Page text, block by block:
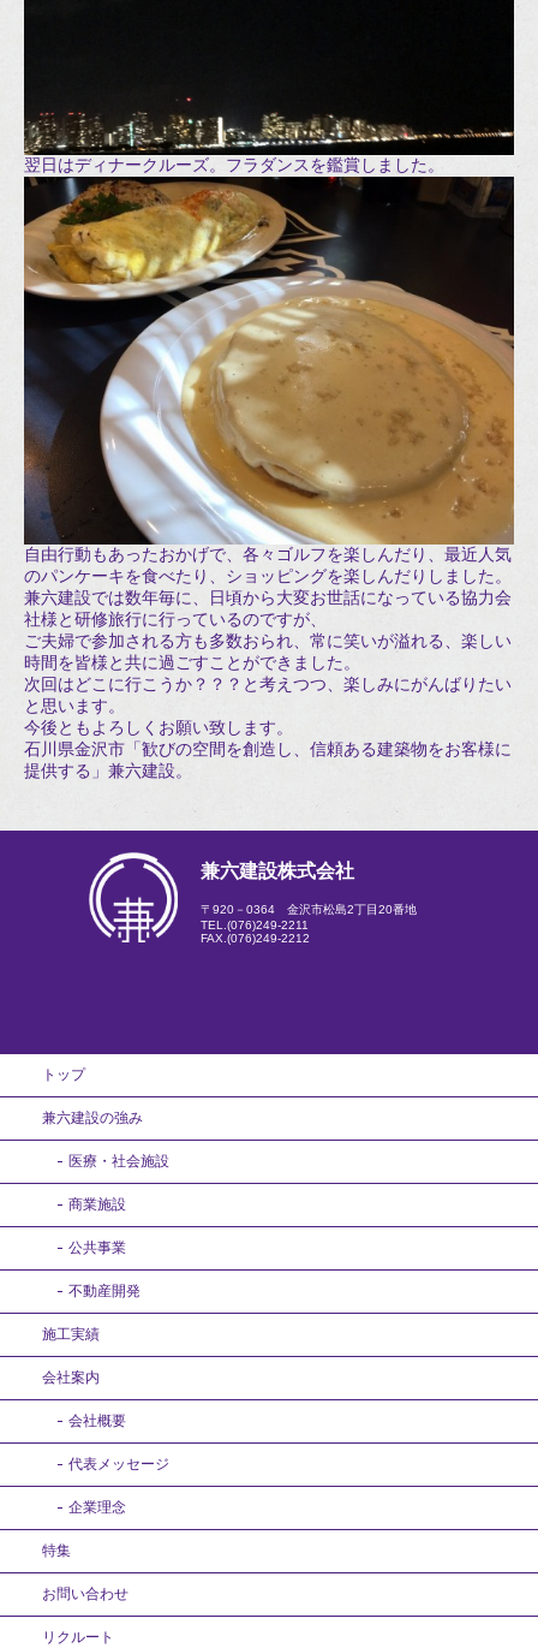
翌日はディナークルーズ。フラダンスを鑑賞しました。
自由行動もあったおかげで、各々ゴルフを楽しんだり、最近人気
のパンケーキを食べたり、ショッピングを楽しんだりしました。
兼六建設では数年毎に、日頃から大変お世話になっている協力会
社様と研修旅行に行っているのですが、
ご夫婦で参加される方も多数おられ、常に笑いが溢れる、楽しい
時間を皆様と共に過ごすことができました。
次回はどこに行こうか？？？と考えつつ、楽しみにがんばりたい
と思います。
今後ともよろしくお願い致します。
石川県金沢市「歓びの空間を創造し、信頼ある建築物をお客様に
提供する」兼六建設。
兼六建設株式会社
〒920－0364 金沢市松島2丁目20番地
TEL. (076)249-2211
FAX.(076)249-2212
トップ
兼六建設の強み
医療・社会施設
商業施設
公共事業
不動産開発
施工実績
会社案内
会社概要
代表メッセージ
企業理念
特集
お問い合わせ
リクルート